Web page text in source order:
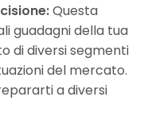
Questa
guadagni della tua
di diversi segmenti
del mercato.
a diversi